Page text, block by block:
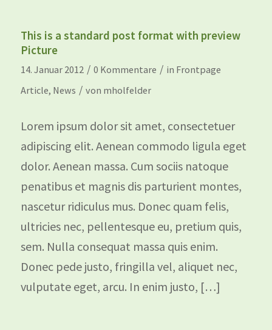
This is a standard post format with preview
Picture
14. Januar 2012 / 0 Kommentare / in Frontpage
Article, News / von mholfelder
Lorem ipsum dolor sit amet, consectetuer
adipiscing elit. Aenean commodo ligula eget
dolor. Aenean massa. Cum sociis natoque
penatibus et magnis dis parturient montes,
nascetur ridiculus mus. Donec quam felis,
ultricies nec, pellentesque eu, pretium quis,
sem. Nulla consequat massa quis enim.
Donec pede justo, fringilla vel, aliquet nec,
vulputate eget, arcu. In enim justo, […]